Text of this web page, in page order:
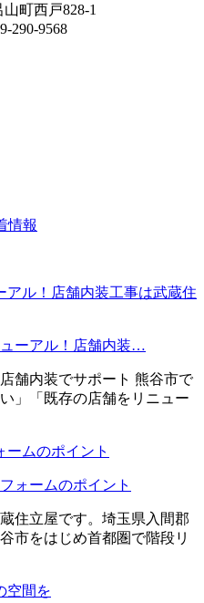
町西戸828-1
290-9568
情報
ーアル！店舗内装…
舗内装でサポート 熊谷市で
」「既存の店舗をリニュー
ォームのポイント
住立屋です。埼玉県入間郡
市をはじめ首都圏で階段リ